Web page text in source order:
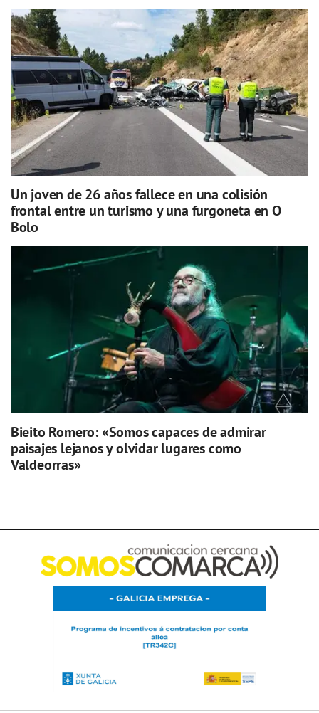
Un joven de 26 años fallece en una colisión
frontal entre un turismo y una furgoneta en O
Bolo
Bieito Romero: «Somos capaces de admirar
paisajes lejanos y olvidar lugares como
Valdeorras»